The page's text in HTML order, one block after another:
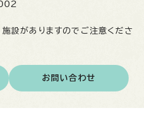
設がありますのでご注意くださ
お問い合わせ